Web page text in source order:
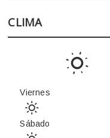
CLIMA
Viernes
Sábado